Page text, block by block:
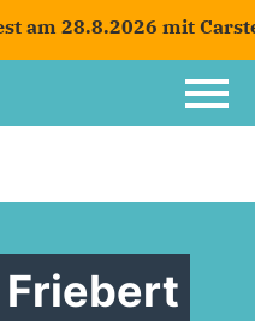
mit Carsten
Friebert